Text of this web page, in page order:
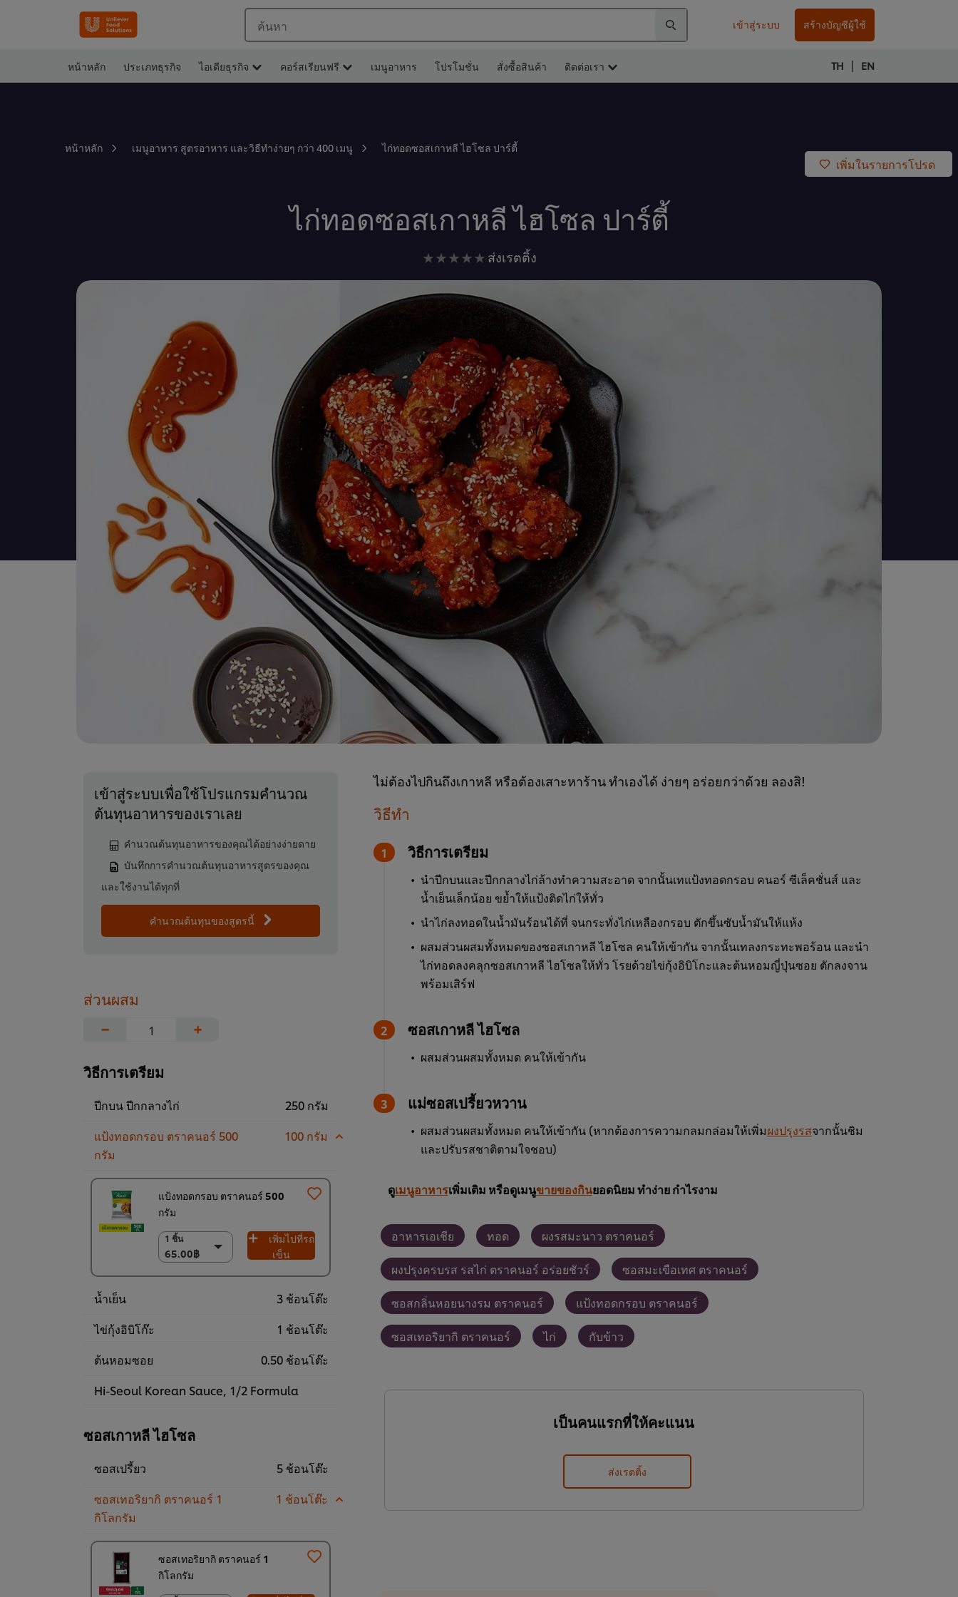
ค้นหา เข้าสู่ระบบ สร้างบัญชีผู้ใช้
หน้าหลัก ประเภทธุรกิจ ไอเดียธุรกิจ คอร์สเรียนฟรี เมนูอาหาร โปรโมชั่น สั่งซื้อสินค้า ติดต่อเรา TH | EN
หน้าหลัก เมนูอาหาร สูตรอาหาร และวิธีทำง่ายๆ กว่า 400 เมนู ไก่ทอดซอสเกาหลี ไฮโซล ปาร์ตี้
เพิ่มในรายการโปรด
ไก่ทอดซอสเกาหลี ไฮโซล ปาร์ตี้
ไม่มี
ให้
คะแนน
recipe
นี้
ส่งเรตติ้ง
เข้าสู่ระบบเพื่อใช้โปรแกรมคำนวณ
ต้นทุนอาหารของเราเลย
คำนวณต้นทุนอาหารของคุณได้อย่างง่ายดาย
บันทึกการคำนวณต้นทุนอาหารสูตรของคุณ
และใช้งานได้ทุกที่
คำนวณต้นทุนของสูตรนี้
ส่วนผสม
−
+
วิธีการเตรียม
ปีกบน ปีกกลางไก่
250 กรัม
แป้งทอดกรอบ ตราคนอร์ 500
กรัม
100 กรัม
แป้งทอดกรอบ ตราคนอร์ 500
กรัม
1 ชิ้น
65.00฿
1 ชิ้น
65.00฿
เพิ่มไปที่รถ
เข็น
น้ำเย็น
3 ช้อนโต๊ะ
ไข่กุ้งอิบิโก๊ะ
1 ช้อนโต๊ะ
ต้นหอมซอย
0.50 ช้อนโต๊ะ
Hi-Seoul Korean Sauce, 1/2 Formula
ซอสเกาหลี ไฮโซล
ซอสเปรี้ยว
5 ช้อนโต๊ะ
ซอสเทอริยากิ ตราคนอร์ 1
กิโลกรัม
1 ช้อนโต๊ะ
ซอสเทอริยากิ ตราคนอร์ 1
กิโลกรัม
ไม่ต้องไปกินถึงเกาหลี หรือต้องเสาะหาร้าน ทำเองได้ ง่ายๆ อร่อยกว่าด้วย ลองสิ!
วิธีทำ
วิธีการเตรียม
นำปีกบนและปีกกลางไก่ล้างทำความสะอาด จากนั้นเทแป้งทอดกรอบ คนอร์ ซีเล็คชั่นส์ และ
น้ำเย็นเล็กน้อย ขย้ำให้แป้งติดไก่ให้ทั่ว
นำไก่ลงทอดในน้ำมันร้อนได้ที่ จนกระทั่งไก่เหลืองกรอบ ตักขึ้นซับน้ำมันให้แห้ง
ผสมส่วนผสมทั้งหมดของซอสเกาหลี ไฮโซล คนให้เข้ากัน จากนั้นเทลงกระทะพอร้อน และนำ
ไก่ทอดลงคลุกซอสเกาหลี ไฮโซลให้ทั่ว โรยด้วยไข่กุ้งอิบิโกะและต้นหอมญี่ปุ่นซอย ตักลงจาน
พร้อมเสิร์ฟ
ซอสเกาหลี ไฮโซล
ผสมส่วนผสมทั้งหมด คนให้เข้ากัน
แม่ซอสเปรี้ยวหวาน
ผสมส่วนผสมทั้งหมด คนให้เข้ากัน (หากต้องการความกลมกล่อมให้เพิ่มผงปรุงรสจากนั้นชิม
และปรับรสชาติตามใจชอบ)
ดูเมนูอาหารเพิ่มเติม หรือดูเมนูขายของกินยอดนิยม ทำง่าย กำไรงาม
อาหารเอเชีย ทอด ผงรสมะนาว ตราคนอร์
ผงปรุงครบรส รสไก่ ตราคนอร์ อร่อยชัวร์ ซอสมะเขือเทศ ตราคนอร์
ซอสกลิ่นหอยนางรม ตราคนอร์ แป้งทอดกรอบ ตราคนอร์
ซอสเทอริยากิ ตราคนอร์ ไก่ กับข้าว
เป็นคนแรกที่ให้คะแนน
ส่งเรตติ้ง